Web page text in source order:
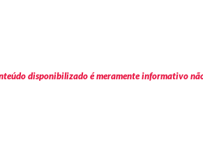
disponibilizado é meramente informativo